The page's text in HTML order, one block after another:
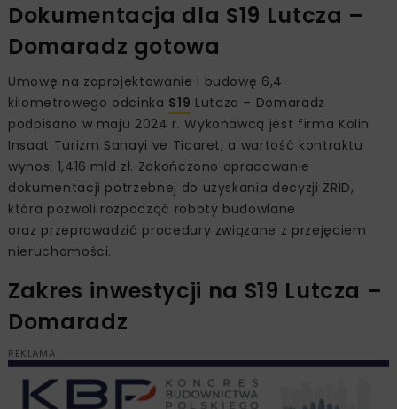
Dokumentacja dla S19 Lutcza –
Domaradz gotowa
Umowę na zaprojektowanie i budowę 6,4-
kilometrowego odcinka S19 Lutcza – Domaradz
podpisano w maju 2024 r. Wykonawcą jest firma Kolin
Insaat Turizm Sanayi ve Ticaret, a wartość kontraktu
wynosi 1,416 mld zł. Zakończono opracowanie
dokumentacji potrzebnej do uzyskania decyzji ZRID,
która pozwoli rozpocząć roboty budowlane
oraz przeprowadzić procedury związane z przejęciem
nieruchomości.
Zakres inwestycji na S19 Lutcza –
Domaradz
REKLAMA